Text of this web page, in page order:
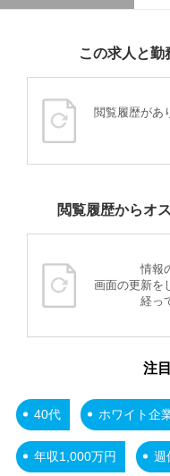
この求人と勤
閲覧履歴があ
閲覧履歴からオ
情報
画面の更新を
経っ
注
40代 ホワイト企
年収1,000万円 週